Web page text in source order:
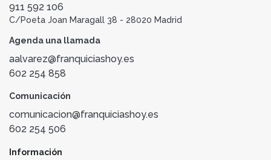
911 592 106
C/Poeta Joan Maragall 38 - 28020 Madrid
Agenda una llamada
aalvarez@franquiciashoy.es
602 254 858
Comunicación
comunicacion@franquiciashoy.es
602 254 506
Información